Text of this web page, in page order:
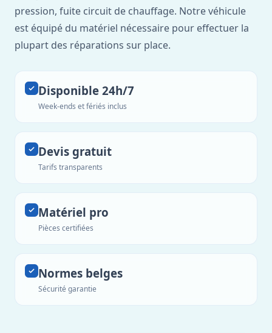
pression, fuite circuit de chauffage. Notre véhicule
est équipé du matériel nécessaire pour effectuer la
plupart des réparations sur place.
Disponible 24h/7
Week-ends et fériés inclus
Devis gratuit
Tarifs transparents
Matériel pro
Pièces certifiées
Normes belges
Sécurité garantie